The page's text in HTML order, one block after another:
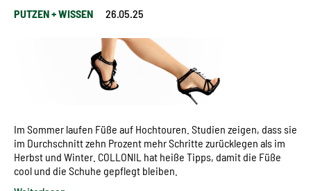
PUTZEN + WISSEN 26.05.25
Im Sommer laufen Füße auf Hochtouren. Studien zeigen, dass sie
im Durchschnitt zehn Prozent mehr Schritte zurücklegen als im
Herbst und Winter. COLLONIL hat heiße Tipps, damit die Füße
cool und die Schuhe gepflegt bleiben.